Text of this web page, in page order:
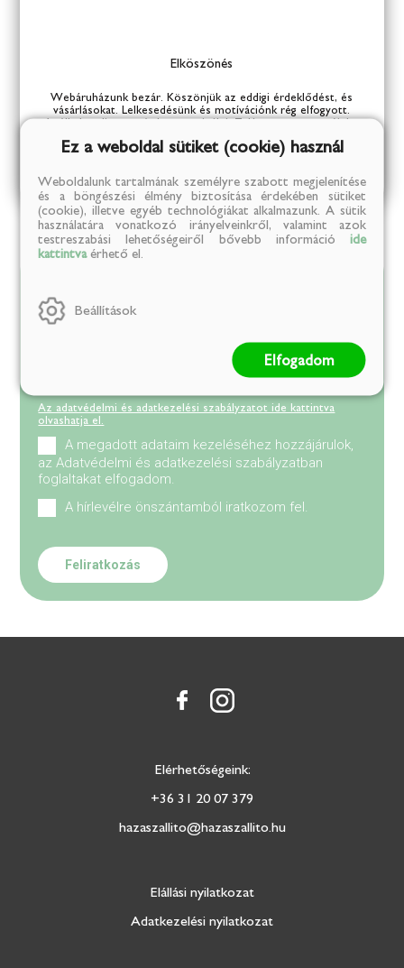
Elköszönés
Webáruházunk bezár. Köszönjük az eddigi érdeklődést, és
vásárlásokat. Lelkesedésünk és motívációnk rég elfogyott.
Anélkül pedig nem érdemes csinálni. Talán egyszer megújulva
az újdonságainkról
Az adatvédelmi és adatkezelési szabályzatot ide kattintva
olvashatja el.
A megadott adataim kezeléséhez hozzájárulok,
az Adatvédelmi és adatkezelési szabályzatban
foglaltakat elfogadom.
A hírlevélre önszántamból iratkozom fel.
Feliratkozás
Elérhetőségeink:
+36 31 20 07 379
hazaszallito@hazaszallito.hu
Elállási nyilatkozat
Adatkezelési nyilatkozat
Ez a weboldal sütiket (cookie) használ
Weboldalunk tartalmának személyre szabott megjelenítése
és a böngészési élmény biztosítása érdekében sütiket
(cookie), illetve egyéb technológiákat alkalmazunk. A sütik
használatára vonatkozó irányelveinkről, valamint azok
testreszabási lehetőségeiről bővebb információ ide
kattintvaérhető el.
Beállítások
Elfogadom